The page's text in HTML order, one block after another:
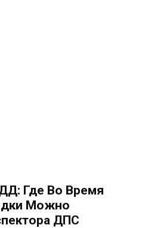
Где Во Время
Можно
ДПС